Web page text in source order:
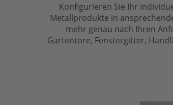
Konfigurieren Sie Ihr
Metallprodukte in
mehr genau nach Ihren
Gartentore, Fenstergitter,